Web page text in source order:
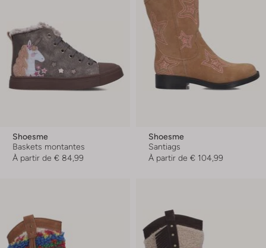
Shoesme
Baskets montantes
À partir de € 84,99
Shoesme
Santiags
À partir de € 104,99